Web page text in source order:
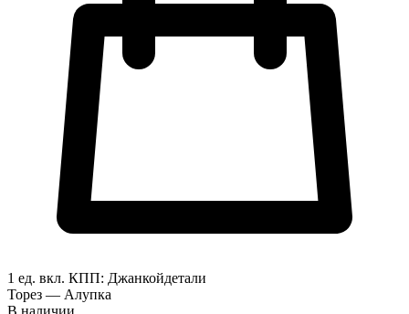
1 ед. вкл. КПП: Джанкойдетали
Торез — Алупка
В наличии